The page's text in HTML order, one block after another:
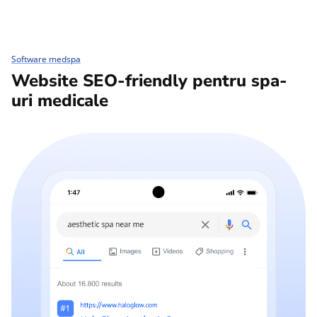
Software medspa
Website SEO-friendly pentru spa-
uri medicale